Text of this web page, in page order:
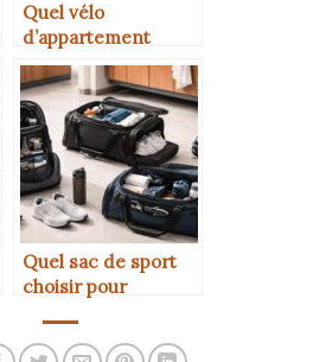
Quel vélo
d’appartement
choisir quand on
manque d’espace
Quel sac de sport
choisir pour